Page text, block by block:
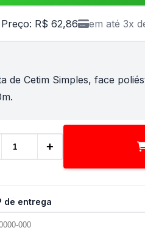
Preço: R$ 62,86 em até 3x
de Cetim Simples, face
+
de entrega